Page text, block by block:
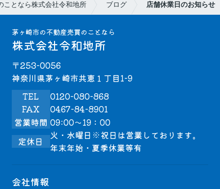
ことなら株式会社令和地所 ブログ 店舗休業日のお知らせ
茅ヶ崎市の不動産売買のことなら
株式会社令和地所
〒253-0056
神奈川県茅ヶ崎市共恵１丁目1-9
TEL
0120-080-868
FAX
0467-84-8901
営業時間 09:00～19：00
定休日
火・水曜日※祝日は営業しております。
年末年始・夏季休業等有
会社情報